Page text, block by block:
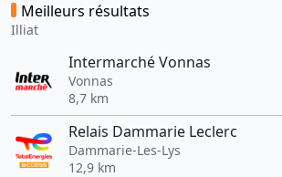
Meilleurs résultats
Illiat
Intermarché Vonnas
Vonnas
8,7 km
Relais Dammarie Leclerc
Dammarie-Les-Lys
12,9 km